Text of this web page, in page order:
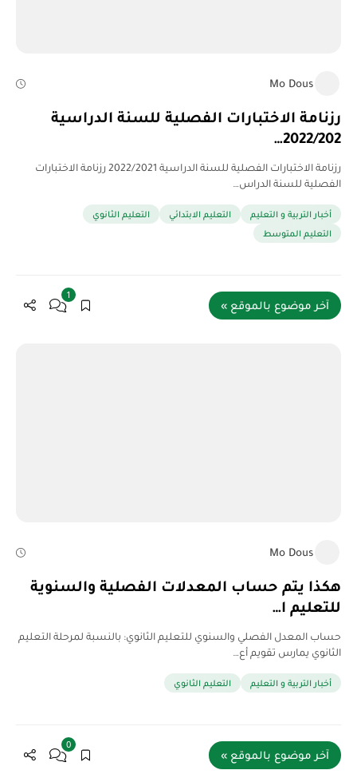
Mo Dous
رزنامة الاختبارات الفصلية للسنة الدراسية
2022/202…
رزنامة الاختبارات الفصلية للسنة الدراسية 2022/2021 رزنامة الاختبارات
الفصلية للسنة الدراس…
أخبار التربية و التعليم التعليم الابتدائي
التعليم الثانوي
التعليم المتوسط
آخر موضوع بالموقع »
1
Mo Dous
هكذا يتم حساب المعدلات الفصلية والسنوية
للتعليم ا…
حساب المعدل الفصلي والسنوي للتعليم الثانوي: بالنسبة لمرحلة التعليم
الثانوي يمارس تقويم أع…
أخبار التربية و التعليم التعليم الثانوي
آخر موضوع بالموقع »
0